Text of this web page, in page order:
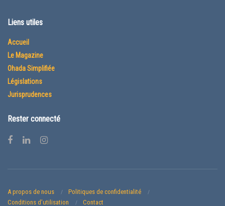
Liens utiles
Accueil
Le Magazine
Ohada Simplifiée
Législations
Jurisprudences
Rester connecté
A propos de nous
Politiques de confidentialité
Conditions d’utilisation
Contact